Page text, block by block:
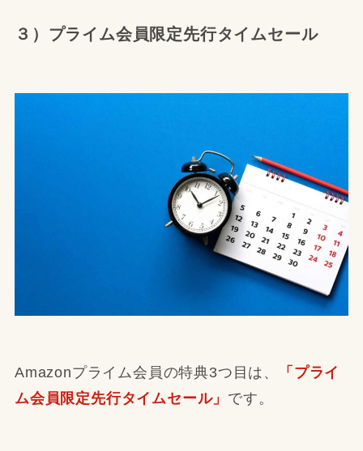
３）プライム会員限定先行タイムセール
Amazonプライム会員の特典3つ目は、
「プライ
ム会員限定先行タイムセール」 です。